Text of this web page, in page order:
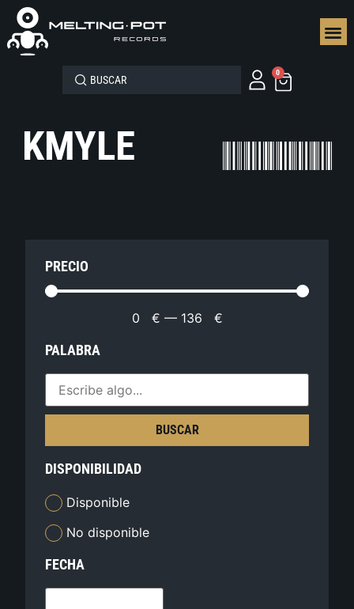
0
KMYLE
PRECIO
0 € — 136 €
PALABRA
BUSCAR
DISPONIBILIDAD
Disponible
No disponible
FECHA